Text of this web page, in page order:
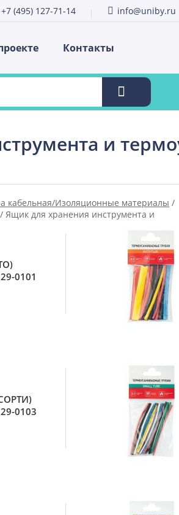
+7 (495) 127-71-14 info@uniby.ru
Контакты
и
кабельная/Изоляционные материалы /
/ Ящик для хранения инструмента и
0101
0103